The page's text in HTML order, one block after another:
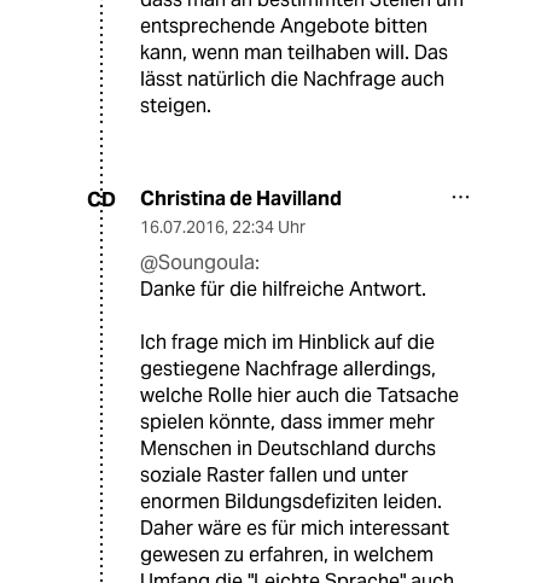
entsprechende Angebote bitten
kann, wenn man teilhaben will. Das
lässt natürlich die Nachfrage auch
steigen.
CD Christina de Havilland
16.07.2016, 22:34 Uhr
@Soungoula:
Danke für die hilfreiche Antwort.
Ich frage mich im Hinblick auf die
gestiegene Nachfrage allerdings,
welche Rolle hier auch die Tatsache
spielen könnte, dass immer mehr
Menschen in Deutschland durchs
soziale Raster fallen und unter
enormen Bildungsdefiziten leiden.
Daher wäre es für mich interessant
gewesen zu erfahren, in welchem